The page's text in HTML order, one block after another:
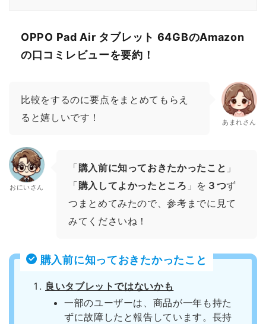
OPPO Pad Air タブレット 64GBのAmazon
の口コミレビューを要約！
比較をするのに要点をまとめてもらえ
ると嬉しいです！
あまれさん
おにいさん
「購入前に知っておきたかったこと 」
「購入してよかったところ 」を ３つず
つまとめてみたので、参考までに見て
みてくださいね！
購入前に知っておきたかったこと
良いタブレットではないかも
一部のユーザーは、商品が一年も持た
ずに故障したと報告しています。長持